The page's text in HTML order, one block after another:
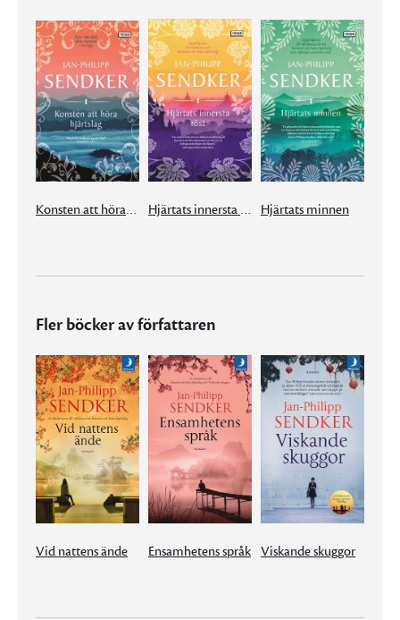
Konsten att höra hjärtslag Hjärtats innersta röst Hjärtats minnen
Fler böcker av författaren
Vid nattens ände Ensamhetens språk Viskande skuggor